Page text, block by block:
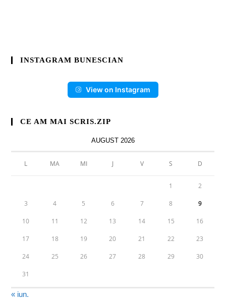
INSTAGRAM BUNESCIAN
View on Instagram
CE AM MAI SCRIS.ZIP
AUGUST 2026
L MA MI J V S D
1 2
3 4 5 6 7 8 9
10 11 12 13 14 15 16
17 18 19 20 21 22 23
24 25 26 27 28 29 30
31
« iun.